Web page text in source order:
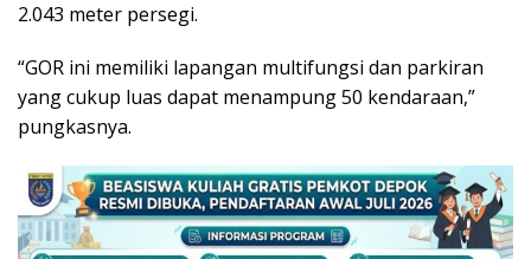
2.043 meter persegi.
“GOR ini memiliki lapangan multifungsi dan parkiran
yang cukup luas dapat menampung 50 kendaraan,”
pungkasnya.